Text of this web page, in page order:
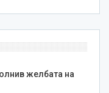
желбата на